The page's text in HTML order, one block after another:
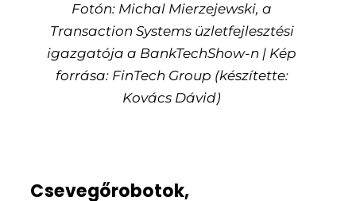
Fotón: Michal Mierzejewski, a
Transaction Systems üzletfejlesztési
igazgatója a BankTechShow-n | Kép
forrása: FinTech Group (készítette:
Kovács Dávid)
Csevegőrobotok,